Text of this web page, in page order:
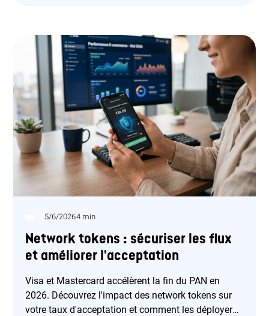
5/6/20264 min
Network tokens : sécuriser les flux
et améliorer l'acceptation
Visa et Mastercard accélèrent la fin du PAN en
2026. Découvrez l'impact des network tokens sur
votre taux d'acceptation et comment les déployer